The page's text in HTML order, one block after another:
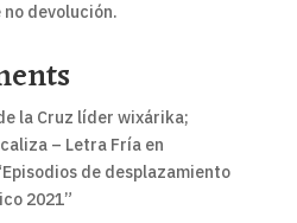
devolución.
la Cruz líder wixárika;
– Letra Fríaen
de desplazamiento
2021”